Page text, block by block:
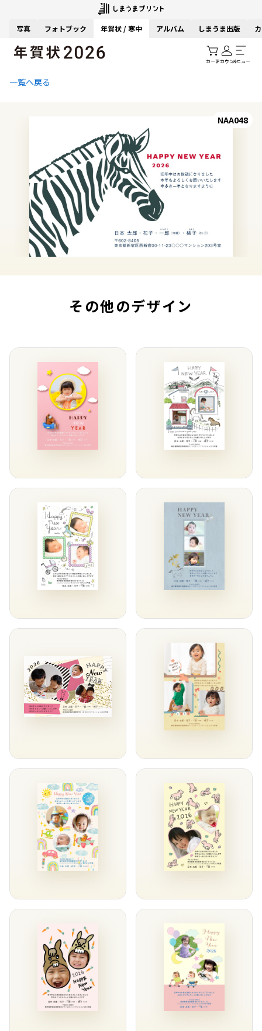
写真 フォトブック 年賀状 / 寒中 アルバム しまうま出版
カートアカウントメニュー
一覧へ戻る
NAA048
その他のデザイン